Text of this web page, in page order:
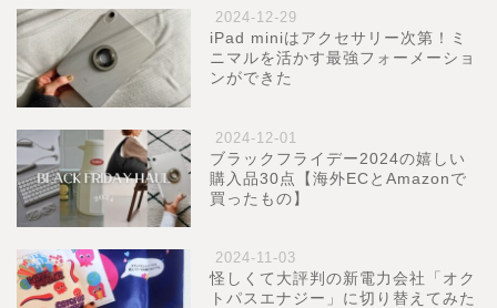
2024-12-29
iPad miniはアクセサリー次第！ミ
ニマルを活かす最強フォーメーショ
ンができた
2024-12-01
ブラックフライデー2024の嬉しい
購入品30点【海外ECとAmazonで
買ったもの】
2024-11-03
怪しくて大評判の新電力会社「オク
トパスエナジー」に切り替えてみた